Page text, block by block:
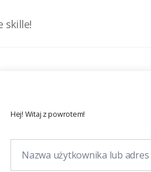
skille!
Hej! Witaj z powrotem!